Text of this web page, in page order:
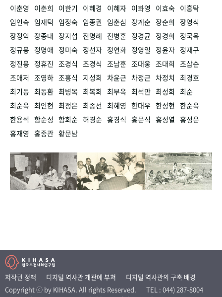
이춘영
이춘희 이한기 이혜경 이혜자 이화영 이효숙 이흥탁
임인숙 임재덕 임정숙 임종권 임춘심 장계순 장순희 장영식
장정익 장종대 장지섭 전명례 전병훈 정경균 정경희
정국옥
정규용 정명애 정미숙 정선자 정연화 정영일 정윤자 정재구
정진용 정휴진 조경식 조경식 조남훈 조대웅 조대희 조삼순
조애저 조영하 조홍식 지성희 차윤근 차정근 차정치 최경호
최기동 최동환 최병목 최복희 최부옥 최석만 최성희 최순
최순옥 최인현 최정은 최종선 최혜영 한대우 한성현 한순옥
한용석 함순성 함희순 허경순 홍경식 홍문식 홍성열 홍성운
홍재영 홍종관 황문남
저작권 정책 디지털 역사관 개관에 부쳐
디지털 역사관의 구축 배경
Copyright ⓒ by KIHASA. All rights Reserved.
TEL : 044) 287-8004